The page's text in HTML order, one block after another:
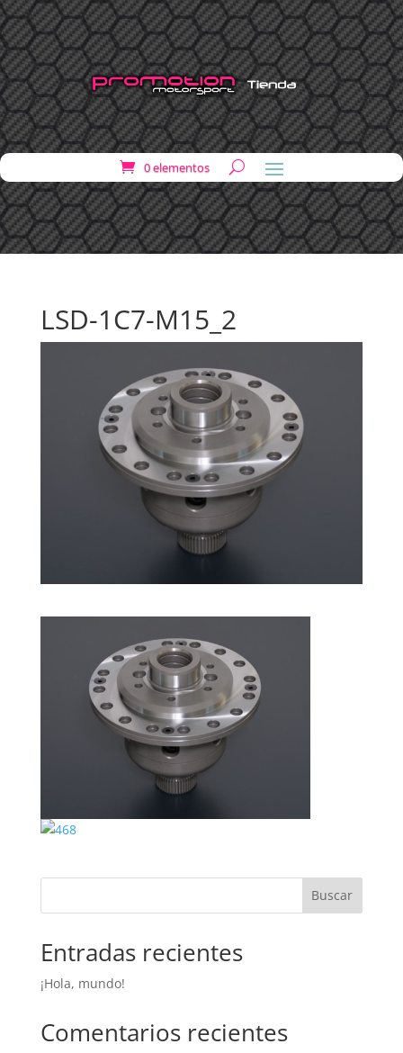
0 elementos
LSD-1C7-M15_2
Buscar
Entradas recientes
¡Hola, mundo!
Comentarios recientes